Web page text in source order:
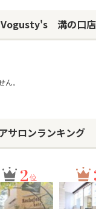
溝の口店
ん。
サロンランキング
2 位